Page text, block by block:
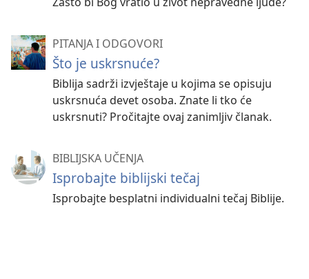
PITANJA I ODGOVORI
Što je uskrsnuće?
Biblija sadrži izvještaje u kojima se opisuju
uskrsnuća devet osoba. Znate li tko će
uskrsnuti? Pročitajte ovaj zanimljiv članak.
BIBLIJSKA UČENJA
Isprobajte biblijski tečaj
Isprobajte besplatni individualni tečaj Biblije.